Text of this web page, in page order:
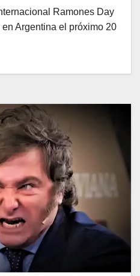
Ramones Day
Argentina el próximo 20